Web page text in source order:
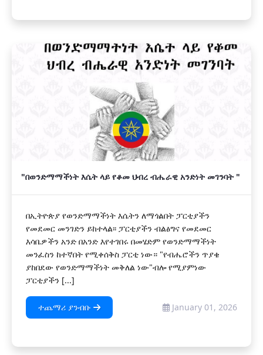
"በወንድማማችነት እሴት ላይ የቆመ ህብረ ብሔራዊ አንድነት መገንባት "
በኢትዮጵያ የወንድማማችነት እሴትን ለማጎልበት ፓርቲያችን
የመደመር መንገድን ይከተላል፡፡ ፓርቲያችን ብልፅግና የመደመር
እሳቤዎችን አንድ በአንድ እየተገበሩ በመሄድም የወንድማማችነት
መንፈስን ከተኛበት የሚቀሰቅስ ፓርቲ ነው። "የብሔሮችን ጥያቄ
ያከበደው የወንድማማችነት መቅለል ነው"ብሎ የሚያምነው
ፓርቲያችን [...]
ተጨማሪ ያንብቡ January 01, 2026